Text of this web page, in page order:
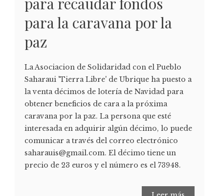
para la caravana por la
paz
La Asociacion de Solidaridad con el Pueblo
Saharaui 'Tierra Libre' de Ubrique ha puesto a
la venta décimos de lotería de Navidad para
obtener beneficios de cara a la próxima
caravana por la paz. La persona que esté
interesada en adquirir algún décimo, lo puede
comunicar a través del correo electrónico
saharauis@gmail.com. El décimo tiene un
precio de 23 euros y el número es el 73948.